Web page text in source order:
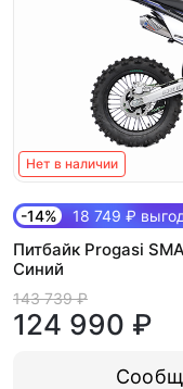
Нет в наличии
-14% 18 749 ₽
Питбайк Progasi
Синий
143 739 ₽
124 990 ₽